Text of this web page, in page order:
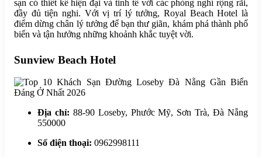
sạn có thiết kế hiện đại và tinh tế với các phòng nghỉ rộng rãi,
đầy đủ tiện nghi. Với vị trí lý tưởng, Royal Beach Hotel là
điểm dừng chân lý tưởng để bạn thư giãn, khám phá thành phố
biển và tận hưởng những khoảnh khắc tuyệt vời.
Sunview Beach Hotel
Địa chỉ: 88-90 Loseby, Phước Mỹ, Sơn Trà, Đà Nẵng
550000
Số điện thoại: 0962998111